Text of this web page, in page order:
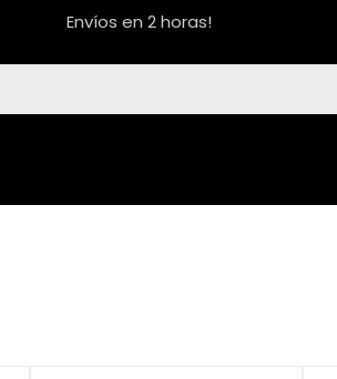
Envíos en 2 horas!